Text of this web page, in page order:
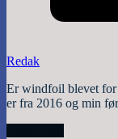
Redak
Er windfoil blevet
er fra 2016 og min